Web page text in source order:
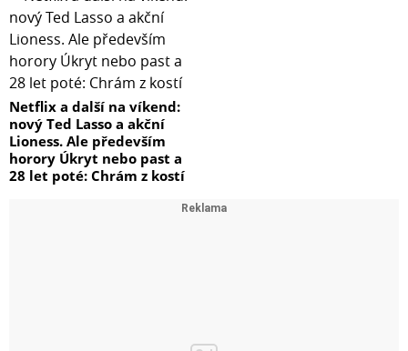
Netflix a další na víkend:
nový Ted Lasso a akční
Lioness. Ale především
horory Úkryt nebo past a
28 let poté: Chrám z kostí